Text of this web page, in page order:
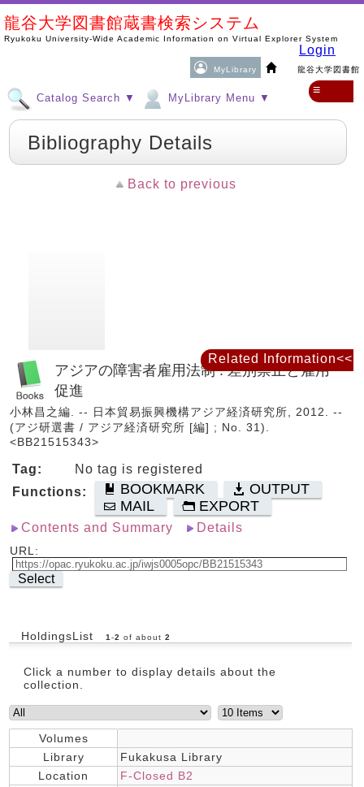
龍谷大学図書館蔵書検索システム
Ryukoku University-Wide Academic Information on Virtual Explorer System
MyLibrary 龍谷大学図書館
Login
Catalog Search ▼ MyLibrary Menu ▼
≡
Bibliography Details
Back to previous
アジアの障害者雇用法制 : 差別禁止と雇用
促進
小林昌之編. -- 日本貿易振興機構アジア経済研究所, 2012. --
(アジ研選書 / アジア経済研究所 [編] ; No. 31).
<BB21515343>
Tag:
No tag is registered
Functions:
BOOKMARK
OUTPUT
MAIL
EXPORT
Contents and Summary Details
URL:
Select
HoldingsList 1 -2 of about 2
Click a number to display details about the
collection.
Volumes
Library
Fukakusa Library
Location
F-Closed B2
Related Information<<